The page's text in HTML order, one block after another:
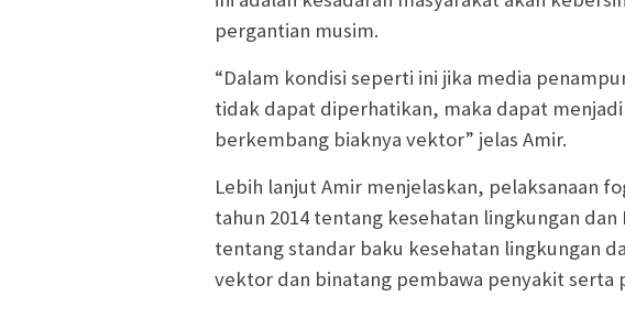
pergantian musim.
“Dalam kondisi seperti ini jika media
tidak dapat diperhatikan, maka dapat
berkembang biaknya vektor” jelas Amir.
Lebih lanjut Amir menjelaskan, pelaksanaan
tahun 2014 tentang kesehatan lingkungan dan
tentang standar baku kesehatan lingkungan
vektor dan binatang pembawa penyakit serta